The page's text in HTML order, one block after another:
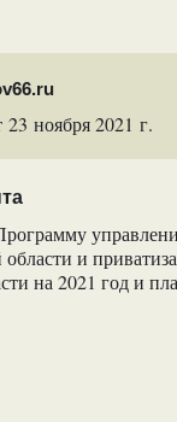
ноября 2021 г.
и
на 2021 год и